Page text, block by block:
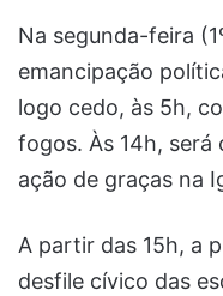
Na segunda-feira
emancipação
logo cedo, às 5h,
fogos. Às 14h, será
ação de graças na
A partir das 15h, a
desfile cívico das